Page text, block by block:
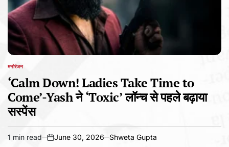
POSTED
IN
मनोरंजन
‘Calm Down! Ladies Take Time to
Come’-Yash ने ‘Toxic’ लॉन्च से पहले बढ़ाया
सस्पेंस
Estimated
1 min read
on
June 30, 2026 Shweta Gupta